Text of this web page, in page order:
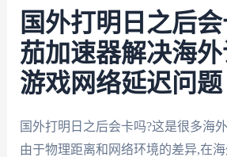
国外打明日之后
茄加速器解决海外
游戏网络延迟问题
国外打明日之后会卡吗?这是很多海
由于物理距离和网络环境的差异,在